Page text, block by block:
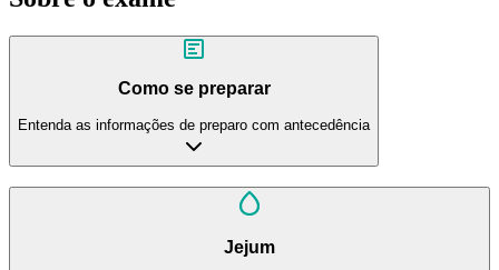
Como se preparar
Entenda as informações de preparo com antecedência
Jejum